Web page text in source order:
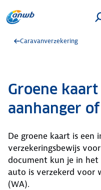
Caravanverzekering
Groene
aanhanger
De groene kaart is een
verzekeringsbewijs
document kun je in
auto is verzekerd voor
(WA).